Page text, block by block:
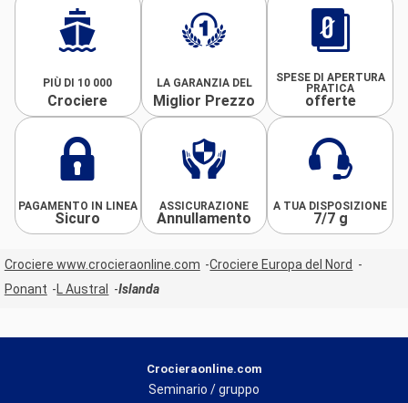
PIÙ DI 10 000
Crociere
LA GARANZIA DEL
Miglior Prezzo
SPESE DI APERTURA
PRATICA
offerte
PAGAMENTO IN LINEA
Sicuro
ASSICURAZIONE
Annullamento
A TUA DISPOSIZIONE
7/7 g
Crociere www.crocieraonline.com
Crociere Europa del Nord
Ponant
L Austral Islanda
Crocieraonline.com
Seminario / gruppo